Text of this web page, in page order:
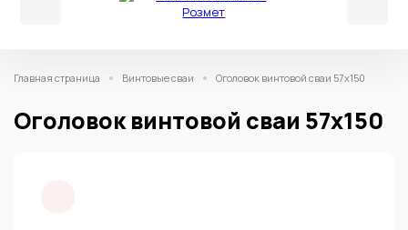
Главная страница Винтовые сваи Оголовок винтовой сваи 57х150
Оголовок винтовой сваи 57х150